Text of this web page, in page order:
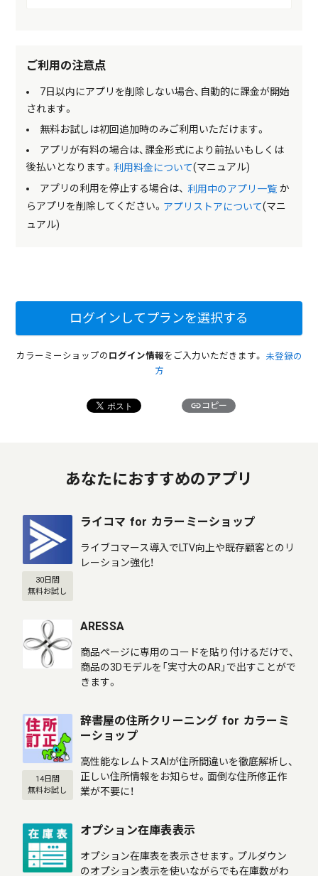
ご利用の注意点
7日以内にアプリを削除しない場合、自動的に課金が開始
されます。
無料お試しは初回追加時のみご利用いただけます。
アプリが有料の場合は、課金形式により前払いもしくは
後払いとなります。 利用料金について(マニュアル)
アプリの利用を停止する場合は、 利用中のアプリ一覧か
らアプリを削除してください。 アプリストアについて(マニ
ュアル)
ログインしてプランを選択する
カラーミーショップの ログイン情報をご入力いただきます。 未登録の
方
linkコピー
あなたにおすすめのアプリ
30日間
無料お試し
ライコマ for カラーミーショップ
ライブコマース導入でLTV向上や既存顧客とのリ
レーション強化！
ARESSA
商品ページに専用のコードを貼り付けるだけで、
商品の3Dモデルを「実寸大のAR」で出すことがで
きます。
14日間
無料お試し
辞書屋の住所クリーニング for カラーミ
ーショップ
高性能なレムトスAIが住所間違いを徹底解析し、
正しい住所情報をお知らせ。面倒な住所修正作
業が不要に！
オプション在庫表表示
オプション在庫表を表示させます。プルダウン
のオプション表示を使いながらでも在庫数がわ